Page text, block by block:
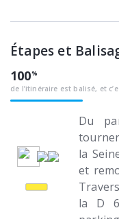
Étapes et
100
de l’itinéraire est balisé, et
Du
la
et
la D